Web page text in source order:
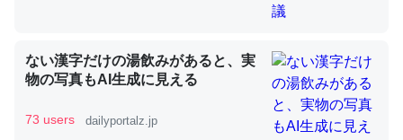
これを元に考えるとカルシウムを大量に使う脊椎動物と貝
類は苦労してるんだな…。腹足類だと殻を無くしてナメク
─ニュース :: 【研究発表】昆虫学の大問題＝「昆虫はなぜ海にいな
ない漢字だけの湯飲みがあると、実
物の写真もAI生成に見える
73 users dailyportalz.jp